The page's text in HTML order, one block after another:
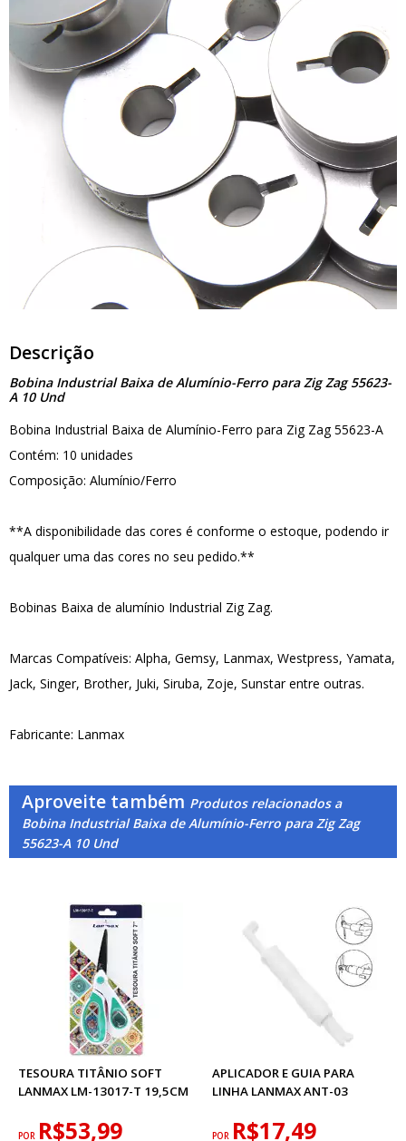
Descrição
Bobina Industrial Baixa de Alumínio-Ferro para Zig Zag 55623-
A 10 Und
Bobina Industrial Baixa de Alumínio-Ferro para Zig Zag 55623-A
Contém: 10 unidades
Composição: Alumínio/Ferro
**A disponibilidade das cores é conforme o estoque, podendo ir
qualquer uma das cores no seu pedido.**
Bobinas Baixa de alumínio Industrial Zig Zag.
Marcas Compatíveis: Alpha, Gemsy, Lanmax, Westpress, Yamata,
Jack, Singer, Brother, Juki, Siruba, Zoje, Sunstar entre outras.
Fabricante: Lanmax
Aproveite também Produtos relacionados a
Bobina Industrial Baixa de Alumínio-Ferro para Zig Zag
55623-A 10 Und
TESOURA TITÂNIO SOFT
LANMAX LM-13017-T 19,5CM
POR R$53,99
APLICADOR E GUIA PARA
LINHA LANMAX ANT-03
POR R$17,49